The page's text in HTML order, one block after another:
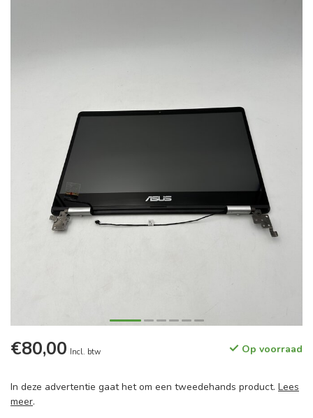
€80,00 Incl. btw Op voorraad
In deze advertentie gaat het om een tweedehands product. Lees
meer.